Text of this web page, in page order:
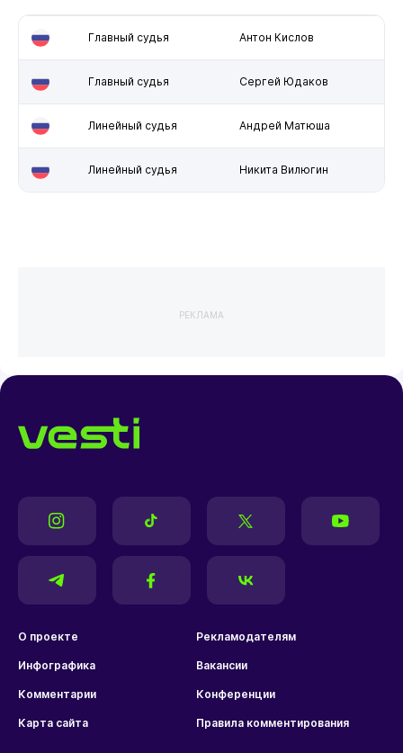
Главный судья Антон Кислов
Главный судья Сергей Юдаков
Линейный судья Андрей Матюша
Линейный судья Никита Вилюгин
РЕКЛАМА
О проекте Рекламодателям
Инфографика Вакансии
Комментарии Конференции
Карта сайта Правила комментирования